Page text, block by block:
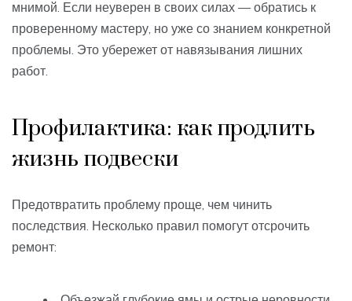
мнимой. Если неуверен в своих силах — обратись к
проверенному мастеру, но уже со знанием конкретной
проблемы. Это убережет от навязывания лишних
работ.
Профилактика: как продлить
жизнь подвески
Предотвратить проблему проще, чем чинить
последствия. Несколько правил помогут отсрочить
ремонт: